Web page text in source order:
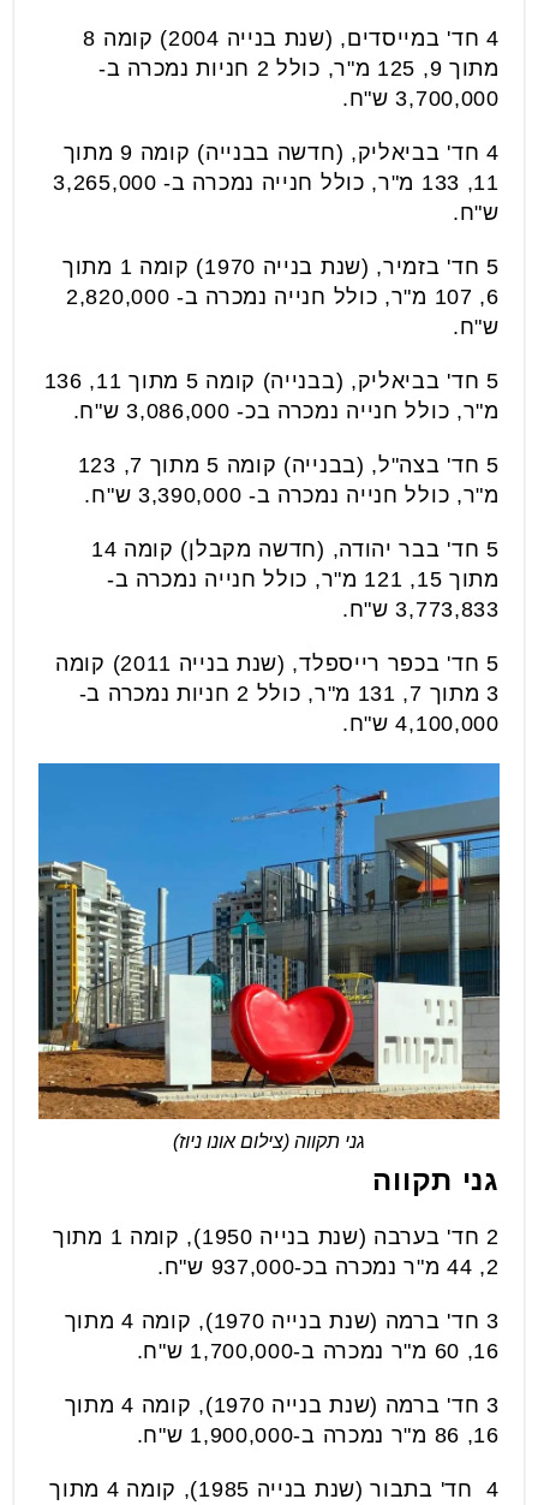
4 חד' במייסדים, (שנת בנייה 2004) קומה 8
מתוך 9, 125 מ"ר, כולל 2 חניות נמכרה ב-
3,700,000 ש"ח.
4 חד' בביאליק, (חדשה בבנייה) קומה 9 מתוך
11, 133 מ"ר, כולל חנייה נמכרה ב- 3,265,000
ש"ח.
5 חד' בזמיר, (שנת בנייה 1970) קומה 1 מתוך
6, 107 מ"ר, כולל חנייה נמכרה ב- 2,820,000
ש"ח.
5 חד' בביאליק, (בבנייה) קומה 5 מתוך 11, 136
מ"ר, כולל חנייה נמכרה בכ- 3,086,000 ש"ח.
5 חד' בצה"ל, (בבנייה) קומה 5 מתוך 7, 123
מ"ר, כולל חנייה נמכרה ב- 3,390,000 ש"ח.
5 חד' בבר יהודה, (חדשה מקבלן) קומה 14
מתוך 15, 121 מ"ר, כולל חנייה נמכרה ב-
3,773,833 ש"ח.
5 חד' בכפר רייספלד, (שנת בנייה 2011) קומה
3 מתוך 7, 131 מ"ר, כולל 2 חניות נמכרה ב-
4,100,000 ש"ח.
גני תקווה (צילום אונו ניוז)
גני תקווה
2 חד' בערבה (שנת בנייה 1950), קומה 1 מתוך
2, 44 מ"ר נמכרה בכ-937,000 ש"ח.
3 חד' ברמה (שנת בנייה 1970), קומה 4 מתוך
16, 60 מ"ר נמכרה ב-1,700,000 ש"ח.
3 חד' ברמה (שנת בנייה 1970), קומה 4 מתוך
16, 86 מ"ר נמכרה ב-1,900,000 ש"ח.
4 חד' בתבור (שנת בנייה 1985), קומה 4 מתוך